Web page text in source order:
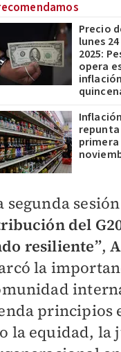
Precio
lunes
2025:
opera
repunta
primera
segunda sesión
del
resiliente”,
la
principios
la equidad, la